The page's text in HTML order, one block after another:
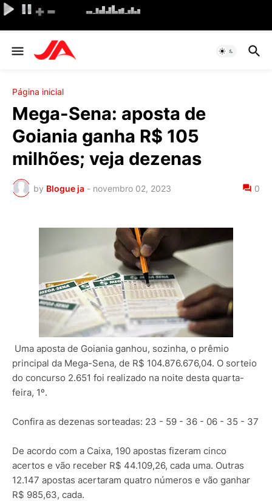
Página inicial
Mega-Sena: aposta de
Goiania ganha R$ 105
milhões; veja dezenas
by Blogue ja - novembro 02, 2023 0
Uma aposta de Goiania ganhou, sozinha, o prêmio
principal da Mega-Sena, de R$ 104.876.676,04. O sorteio
do concurso 2.651 foi realizado na noite desta quarta-
feira, 1º.
Confira as dezenas sorteadas: 23 - 59 - 36 - 06 - 35 - 37
De acordo com a Caixa, 190 apostas fizeram cinco
acertos e vão receber R$ 44.109,26, cada uma. Outras
12.147 apostas acertaram quatro números e vão ganhar
R$ 985,63, cada.